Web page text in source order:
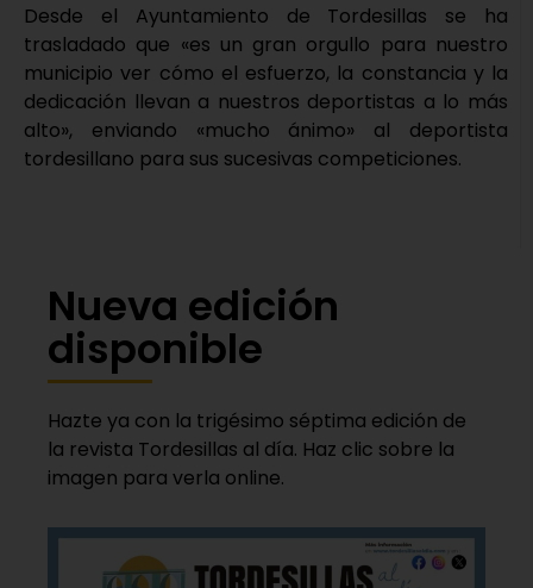
Desde el Ayuntamiento de Tordesillas se ha
trasladado que «es un gran orgullo para nuestro
municipio ver cómo el esfuerzo, la constancia y la
dedicación llevan a nuestros deportistas a lo más
alto», enviando «mucho ánimo» al deportista
tordesillano para sus sucesivas competiciones.
Nueva edición
disponible
Hazte ya con la trigésimo séptima edición de
la revista Tordesillas al día. Haz clic sobre la
imagen para verla online.